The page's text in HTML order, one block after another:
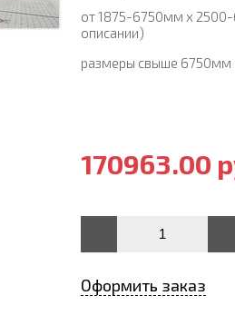
от 1875-6750мм х
описании)
размеры свыше 6750мм
170963.00
Оформить заказ